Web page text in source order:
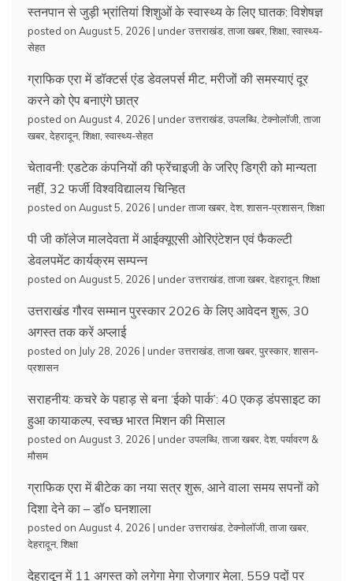
स्तनपान से जुड़ी भ्रांतियां शिशुओं के स्वास्थ्य के लिए घातक: विशेषज्ञ
posted on August 5, 2026 | underउत्तराखंड ताजा खबर शिक्षा स्वास्थ्य-
सेहत
ग्राफिक एरा में डॉक्टर्स एंड डेवलपर्स मीट, मरीजों की समस्याएं दूर
करने को ऐप बनाएंगे छात्र
posted on August 4, 2026 | underउत्तराखंड उपलब्धि टेक्नोलॉजी ताजा
खबर देहरादून, शिक्षा स्वास्थ्य-सेहत
चेतावनी: एडटेक कंपनियों की फ्रेंचाइजी के जरिए डिग्री को मान्यता
नहीं, 32 फर्जी विश्वविद्यालय चिन्हित
posted on August 5, 2026 | underताजा खबर देश, शासन-प्रशासन, शिक्षा
पी जी कॉलेज मालदेवता में आईक्यूएसी ओरिएंटेशन एवं फैकल्टी
डेवलपमेंट कार्यक्रम सम्पन्न
posted on August 5, 2026 | underउत्तराखंड ताजा खबर देहरादून, शिक्षा
उत्तराखंड गौरव सम्मान पुरस्कार 2026 के लिए आवेदन शुरू, 30
अगस्त तक करें अप्लाई
posted on July 28, 2026 | underउत्तराखंड ताजा खबर पुरस्कार शासन-
प्रशासन
सराहनीय: कचरे के पहाड़ से बना ‘ईको पार्क’: 40 एकड़ डंपसाइट का
हुआ कायाकल्प, स्वच्छ भारत मिशन की मिसाल
posted on August 3, 2026 | underउपलब्धि ताजा खबर देश, पर्यावरण &
मौसम
ग्राफिक एरा में बीटेक का नया सत्र शुरू, आने वाला समय सपनों को
दिशा देने का – डॉ० घनशाला
posted on August 4, 2026 | underउत्तराखंड टेक्नोलॉजी ताजा खबर
देहरादून, शिक्षा
देहरादून में 11 अगस्त को लगेगा मेगा रोजगार मेला, 559 पदों पर